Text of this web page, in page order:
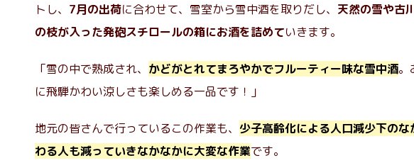
トし、 7月の出荷に合わせて、雪室から雪中酒を取りだし、 天然の雪や古
の枝が入った発砲スチロールの箱にお酒を詰めていきます。
「雪の中で熟成され、 かどがとれてまろやかでフルーティー味な雪中酒。
に飛騨かわい涼しさも楽しめる一品です！」
地元の皆さんで行っているこの作業も、 少子高齢化による人口減少下のな
わる人も減っていきなかなかに大変な作業です。